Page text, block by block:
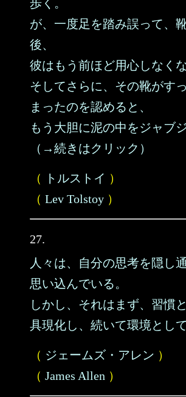
歩く。
が、一度足を踏み誤って、
後、
彼はもう前ほど用心しなくな
そしてさらに、その靴がす
まったのを認めると、
もう大胆に泥の中をジャ
（→続きはクリック）
（ トルストイ ）
（ Lev Tolstoy ）
27.
人々は、自分の思考を隠し
思い込んでいる。
しかし、それはまず、習慣
具現化し、続いて環境とし
（ ジェームズ・アレン ）
（ James Allen ）